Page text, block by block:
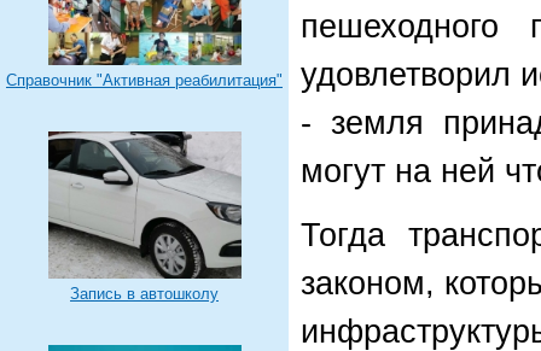
Справочник "Активная реабилитация"
Запись в автошколу
удовлетворил
- земля
могут на ней
Тогда
законом,